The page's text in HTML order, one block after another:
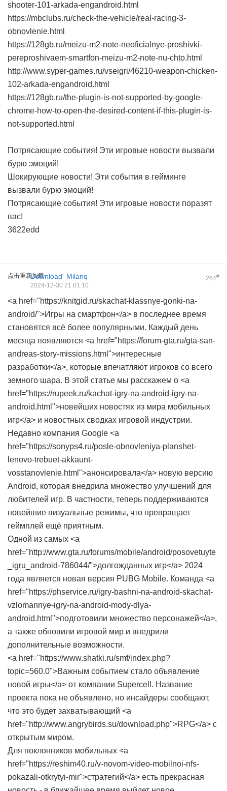
shooter-101-arkada-engandroid.html
https://mbclubs.ru/check-the-vehicle/real-racing-3-
obnovlenie.html
https://128gb.ru/meizu-m2-note-neoficialnye-proshivki-
pereproshivaem-smartfon-meizu-m2-note-nu-chto.html
http://www.syper-games.ru/vseigri/46210-weapon-chicken-
102-arkada-engandroid.html
https://128gb.ru/the-plugin-is-not-supported-by-google-
chrome-how-to-open-the-desired-content-if-this-plugin-is-
not-supported.html
Потрясающие события! Эти игровые новости вызвали
бурю эмоций!
Шокирующие новости! Эти события в гейминге
вызвали бурю эмоций!
Потрясающие события! Эти игровые новости поразят
вас!
3622edd
点击重新加载 264#
Download_Milanq
2024-12-30 21:01:10
<a href="https://knitgid.ru/skachat-klassnye-gonki-na-
android/">Игры на смартфон</a> в последнее время
становятся всё более популярными. Каждый день
месяца появляются <a href="https://forum-gta.ru/gta-san-
andreas-story-missions.html">интересные
разработки</a>, которые впечатляют игроков со всего
земного шара. В этой статье мы расскажем о <a
href="https://rupeek.ru/kachat-igry-na-android-igry-na-
android.html">новейших новостях из мира мобильных
игр</a> и новостных сводках игровой индустрии.
Недавно компания Google <a
href="https://sonyps4.ru/posle-obnovleniya-planshet-
lenovo-trebuet-akkaunt-
vosstanovlenie.html">анонсировала</a> новую версию
Android, которая внедрила множество улучшений для
любителей игр. В частности, теперь поддерживаются
новейшие визуальные режимы, что превращает
геймплей ещё приятным.
Одной из самых <a
href="http://www.gta.ru/forums/mobile/android/posovetuyte
_igru_android-786044/">долгожданных игр</a> 2024
года является новая версия PUBG Mobile. Команда <a
href="https://phservice.ru/igry-bashni-na-android-skachat-
vzlomannye-igry-na-android-mody-dlya-
android.html">подготовили множество персонажей</a>,
а также обновили игровой мир и внедрили
дополнительные возможности.
<a href="https://www.shatki.ru/smf/index.php?
topic=560.0">Важным событием стало объявление
новой игры</a> от компании Supercell. Название
проекта пока не объявлено, но инсайдеры сообщают,
что это будет захватывающий <a
href="http://www.angrybirds.su/download.php">RPG</a> с
открытым миром.
Для поклонников мобильных <a
href="https://reshim40.ru/v-novom-video-mobilnoi-nfs-
pokazali-otkrytyi-mir">стратегий</a> есть прекрасная